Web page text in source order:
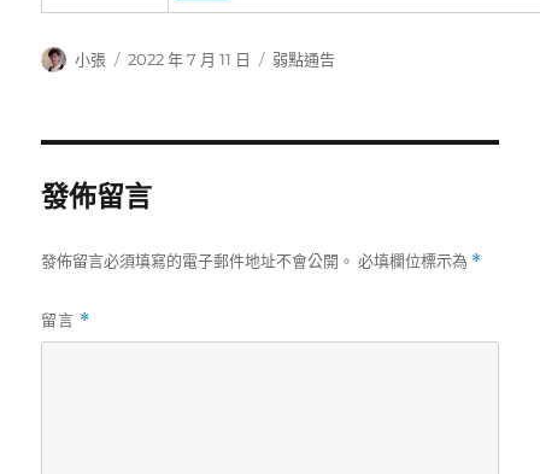
作
小張
發
2022 年 7 月 11 日
分
弱點通告
發佈留言
發佈留言必須填寫的電子郵件地址不會公開。 必填欄位標示為 *
留言 *